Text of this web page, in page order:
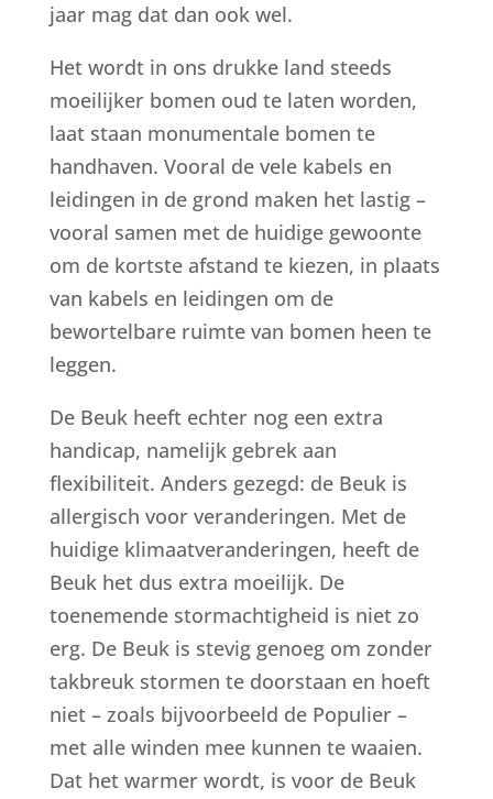
jaar mag dat dan ook wel.
Het wordt in ons drukke land steeds
moeilijker bomen oud te laten worden,
laat staan monumentale bomen te
handhaven. Vooral de vele kabels en
leidingen in de grond maken het lastig –
vooral samen met de huidige gewoonte
om de kortste afstand te kiezen, in plaats
van kabels en leidingen om de
bewortelbare ruimte van bomen heen te
leggen.
De Beuk heeft echter nog een extra
handicap, namelijk gebrek aan
flexibiliteit. Anders gezegd: de Beuk is
allergisch voor veranderingen. Met de
huidige klimaatveranderingen, heeft de
Beuk het dus extra moeilijk. De
toenemende stormachtigheid is niet zo
erg. De Beuk is stevig genoeg om zonder
takbreuk stormen te doorstaan en hoeft
niet – zoals bijvoorbeeld de Populier –
met alle winden mee kunnen te waaien.
Dat het warmer wordt, is voor de Beuk